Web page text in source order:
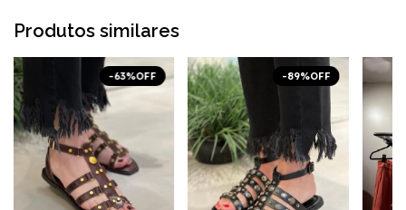
Produtos similares
-63%OFF -89%OFF